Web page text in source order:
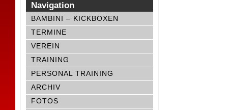
Navigation
BAMBINI – KICKBOXEN
TERMINE
VEREIN
TRAINING
PERSONAL TRAINING
ARCHIV
FOTOS